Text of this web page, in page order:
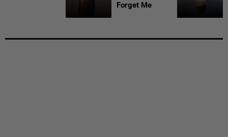
Forget Me